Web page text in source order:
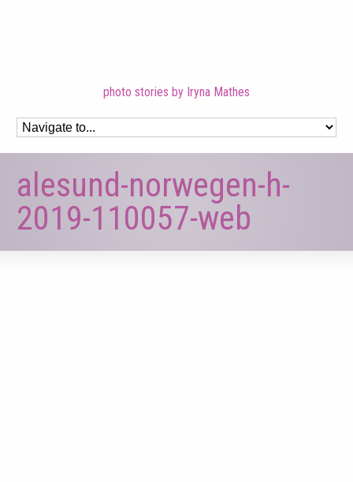
photo stories by Iryna Mathes
alesund-norwegen-h-
2019-110057-web